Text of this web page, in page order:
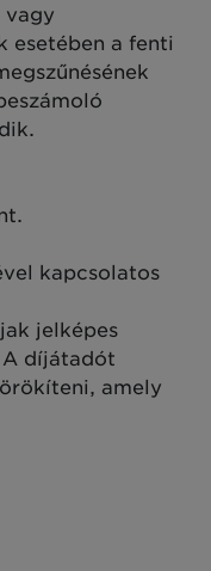
vagy
esetében a fenti
kapcsolatos
jelképes
A díjátadót
amely